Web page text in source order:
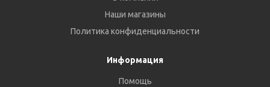
Наши магазины
Политика конфиденциальности
Информация
Помощь